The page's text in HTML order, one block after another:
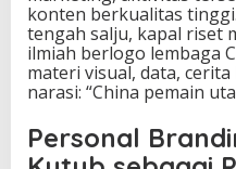
konten berkualitas
tengah salju, kapal riset
ilmiah berlogo lembaga
materi visual, data,
narasi: “China pemain
Personal